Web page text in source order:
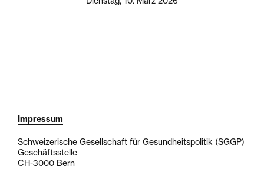
Impressum
Schweizerische Gesellschaft für Gesundheitspolitik (SGGP)
Geschäftsstelle
CH-3000 Bern